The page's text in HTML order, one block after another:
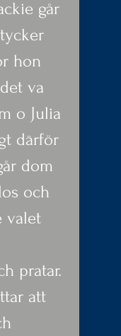
går
hon
va
o Julia
därför
dom
och
valet
pratar.
att